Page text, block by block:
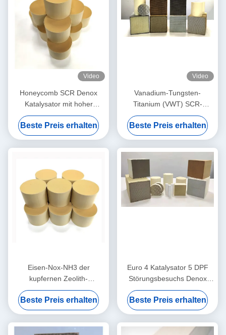
Video
Honeycomb SCR Denox
Katalysator mit hoher
Durchflussrate für
Katalysatoren
Beste Preis erhalten
Video
Vanadium-Tungsten-
Titanium (VWT) SCR-
Katalysatormodul für mittlere
Temperaturen
Beste Preis erhalten
Eisen-Nox-NH3 der
kupfernen Zeolith-
Störungsbesuch-Katalysator-
selektiven katalytischen
Reduktion niedrige
Temperatur
Beste Preis erhalten
Euro 4 Katalysator 5 DPF
Störungsbesuchs Denox
benutzt in der selektiven
katalytischen Reduktion von
Nox
Beste Preis erhalten